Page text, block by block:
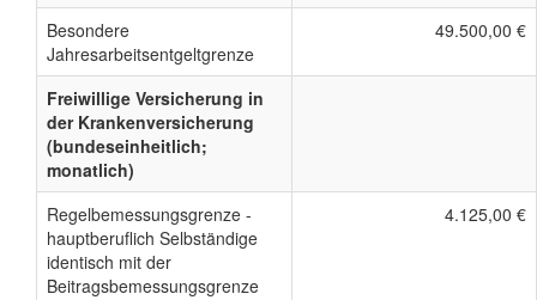
Besondere
Jahresarbeitsentgeltgrenze
49.500,00 €
Freiwillige Versicherung in
der Krankenversicherung
(bundeseinheitlich;
monatlich)
Regelbemessungsgrenze -
hauptberuflich Selbständige
identisch mit der
Beitragsbemessungsgrenze
4.125,00 €